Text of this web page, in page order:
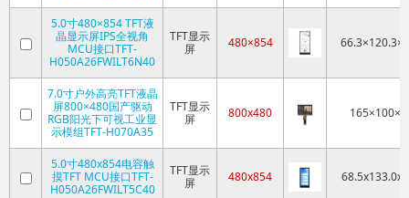
5.0寸480×854 TFT液
晶显示屏IPS全视角
MCU接口TFT-
H050A26FWILT6N40
TFT显示
屏
480×854
7.0寸户外高亮TFT液晶
屏800×480国产驱动
RGB阳光下可视工业显
示模组TFT-H070A35
TFT显示
屏
800x480
5.0寸480x854电容触
摸TFT MCU接口TFT-
H050A26FWILT5C40
TFT显示
屏
480x854